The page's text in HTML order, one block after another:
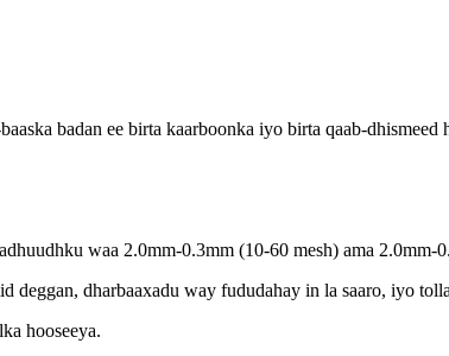
badan ee birta kaarboonka iyo birta qaab-
waa 2.0mm-0.3mm (10-60 mesh) ama
dharbaaxadu way fududahay in la saaro, iyo
hooseeya.